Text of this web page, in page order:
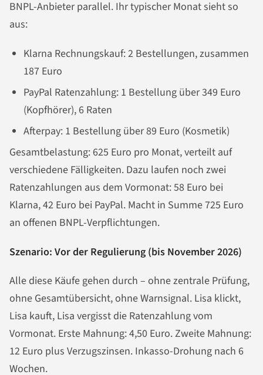
BNPL-Anbieter parallel. Ihr typischer Monat sieht so
aus:
Klarna Rechnungskauf: 2 Bestellungen, zusammen
187 Euro
PayPal Ratenzahlung: 1 Bestellung über 349 Euro
(Kopfhörer), 6 Raten
Afterpay: 1 Bestellung über 89 Euro (Kosmetik)
Gesamtbelastung: 625 Euro pro Monat, verteilt auf
verschiedene Fälligkeiten. Dazu laufen noch zwei
Ratenzahlungen aus dem Vormonat: 58 Euro bei
Klarna, 42 Euro bei PayPal. Macht in Summe 725 Euro
an offenen BNPL-Verpflichtungen.
Szenario: Vor der Regulierung (bis November 2026)
Alle diese Käufe gehen durch – ohne zentrale Prüfung,
ohne Gesamtübersicht, ohne Warnsignal. Lisa klickt,
Lisa kauft, Lisa vergisst die Ratenzahlung vom
Vormonat. Erste Mahnung: 4,50 Euro. Zweite Mahnung:
12 Euro plus Verzugszinsen. Inkasso-Drohung nach 6
Wochen.